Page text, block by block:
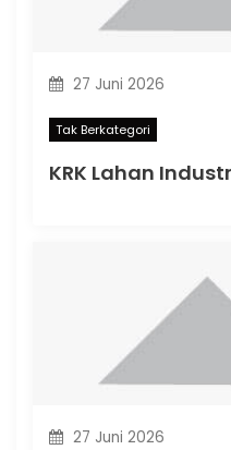
27 Juni 2026
Tak Berkategori
27 Juni 2026